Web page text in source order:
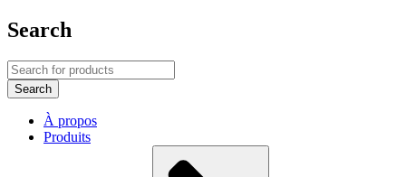
Search
À propos
Produits